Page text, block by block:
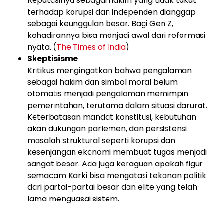
terhadap korupsi dan independen dianggap
sebagai keunggulan besar. Bagi Gen Z,
kehadirannya bisa menjadi awal dari reformasi
nyata. (The Times of India)
Skeptisisme
Kritikus mengingatkan bahwa pengalaman
sebagai hakim dan simbol moral belum
otomatis menjadi pengalaman memimpin
pemerintahan, terutama dalam situasi darurat.
Keterbatasan mandat konstitusi, kebutuhan
akan dukungan parlemen, dan persistensi
masalah struktural seperti korupsi dan
kesenjangan ekonomi membuat tugas menjadi
sangat besar. Ada juga keraguan apakah figur
semacam Karki bisa mengatasi tekanan politik
dari partai-partai besar dan elite yang telah
lama menguasai sistem.